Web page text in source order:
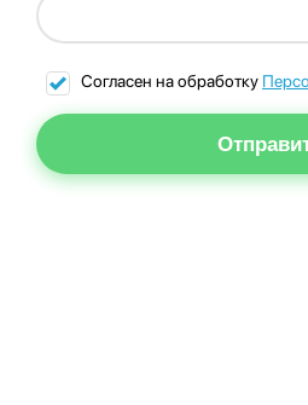
Согласен на обработку